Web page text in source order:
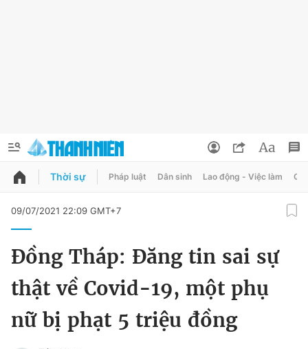
QUẢNG CÁO
Chuyên mục
Chào ngày mới Tin 24h
Đổi mật khẩu
Tin đã lưu
Tin đã xem
Thời sự Pháp luật Dân sinh Lao động - Việc làm
09/07/2021 22:09 GMT+7
Đồng Tháp: Đăng tin sai sự
thật về Covid-19, một phụ
nữ bị phạt 5 triệu đồng